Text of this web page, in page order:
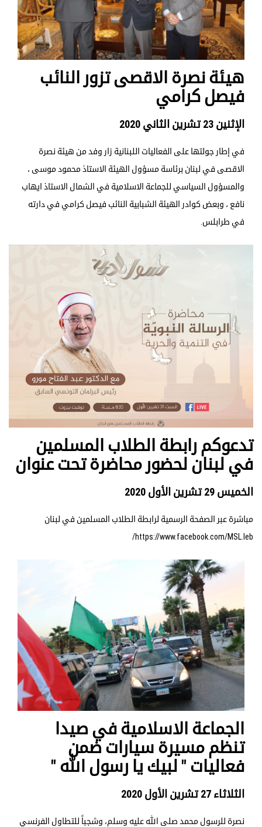
هيئة نصرة الاقصى تزور النائب
فيصل كرامي
الإثنين 23 تشرين الثاني 2020
في إطار جولتها على الفعاليات اللبنانية زار وفد من هيئة نصرة
الاقصى في لبنان برئاسة مسؤول الهيئة الاستاذ محمود موسى ،
والمسؤول السياسي للجماعة الاسلامية في الشمال الاستاذ ايهاب
نافع ، وبعض كوادر الهيئة الشبابية النائب فيصل كرامي في دارته
في طرابلس.
تدعوكم رابطة الطلاب المسلمين
في لبنان لحضور محاضرة تحت عنوان
الخميس 29 تشرين الأول 2020
مباشرة عبر الصفحة الرسمية لرابطة الطلاب المسلمين في لبنان
https://www.facebook.com/MSL.leb/
الجماعة الاسلامية في صيدا
تنظم مسيرة سيارات ضمن
فعاليات " لبيك يا رسول الله "
الثلاثاء 27 تشرين الأول 2020
نصرة للرسول محمد صلى الله عليه وسلم، وشجباً للتطاول الفرنسي